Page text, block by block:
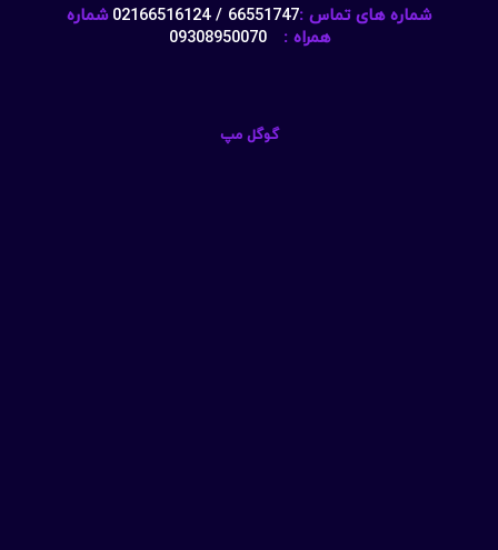
شماره های تماس :66551747 / 02166516124
شماره
همراه :
09308950070
گوگل مپ